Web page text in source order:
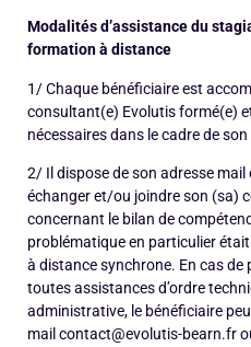
Modalités d’assistance du
formation à distance
1/ Chaque bénéficiaire est
consultant(e) Evolutis formé(e)
nécessaires dans le cadre de son
2/ Il dispose de son adresse
échanger et/ou joindre son (sa)
concernant le bilan de
problématique en particulier
à distance synchrone. En cas
toutes assistances d’ordre
administrative, le bénéficiaire
mail contact@evolutis-bearn.fr